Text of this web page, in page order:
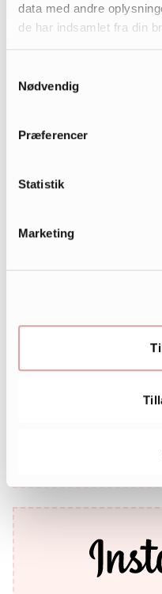
data med andre
de har indsamlet fra din
Nødvendig
Præferencer
Statistik
Marketing